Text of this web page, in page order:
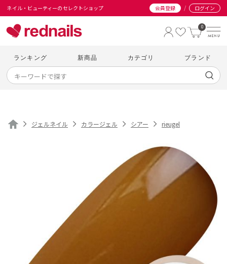
ネイル・ビューティーのセレクトショップ 会員登録 / ログイン
0
ランキング 新商品 カテゴリ ブランド
ジェルネイル カラージェル シアー rieugel